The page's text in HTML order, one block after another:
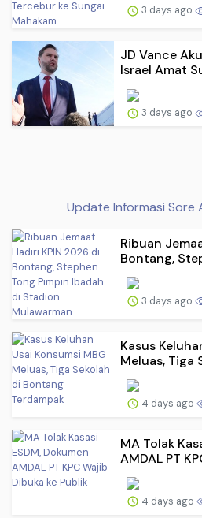
3 days ago
JD Vance
Israel Amat
3 days ago
Update Informasi Sore
Ribuan
Bontang,
3 days ago
Kasus
Meluas, Tiga
4 days ago
MA Tolak
AMDAL PT
4 days ago